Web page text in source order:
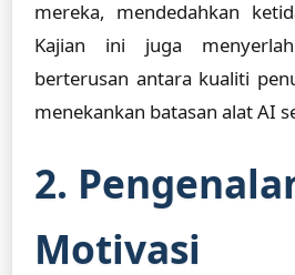
mereka, mendedahkan
Kajian ini juga
berterusan antara kualiti
menekankan batasan alat AI
2.
Motivasi